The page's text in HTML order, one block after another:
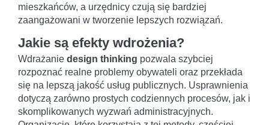
mieszkańców, a urzędnicy czują się bardziej
zaangażowani w tworzenie lepszych rozwiązań.
Jakie są efekty wdrożenia?
Wdrażanie design thinking pozwala szybciej
rozpoznać realne problemy obywateli oraz przekłada
się na lepszą jakość usług publicznych. Usprawnienia
dotyczą zarówno prostych codziennych procesów, jak i
skomplikowanych wyzwań administracyjnych.